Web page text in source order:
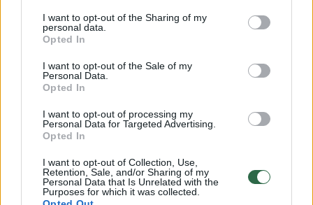
I want to opt-out of the Sharing of my
personal data.
Opted In
I want to opt-out of the Sale of my
Personal Data.
Opted In
I want to opt-out of processing my
Personal Data for Targeted Advertising.
Opted In
I want to opt-out of Collection, Use,
Retention, Sale, and/or Sharing of my
Personal Data that Is Unrelated with the
Purposes for which it was collected.
00:00:57
Savaitės vidurys nusimato karštas: temperatūra kils iki
32 laipsnių šilumos
Žinios | Orai
V. Zalužno pasisakymą laiko bandymu įsitvirtinti
Ukrainos politikoje: jis yra neteisus